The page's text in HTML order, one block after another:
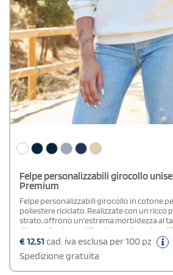
Felpe personalizzabili girocollo
Premium
Felpe personalizzabili girocollo in cotone
poliestere riciclato. Realizzate con un ricco
strato, offrono un’estrema morbidezza al
di lusso. Il cotone utilizzato proviene da
negli USA, garantendo un impatto positivo
ad alta densità assicura una superficie
nitide e durature. I dettagli come le doppie
giromanica e base, la fettuccia da spalla a
€12,51 cad. iva esclusa per 100 pz
Spedizione gratuita